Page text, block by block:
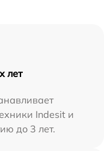
лет
Indesit и
до 3 лет.